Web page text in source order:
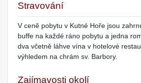
Stravování
V ceně pobytu v Kutné Hoře jsou
buffe na každé ráno pobytu a jedna
dva včetně láhve vína v hotelové
výhledem na chrám sv. Barbory.
Zajímavosti okolí